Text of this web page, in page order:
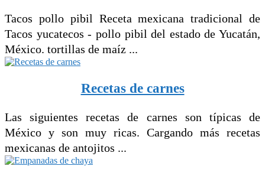
Tacos pollo pibil Receta mexicana tradicional de
Tacos yucatecos - pollo pibil del estado de Yucatán,
México. tortillas de maíz ...
Recetas de carnes
Las siguientes recetas de carnes son típicas de
México y son muy ricas. Cargando más recetas
mexicanas de antojitos ...